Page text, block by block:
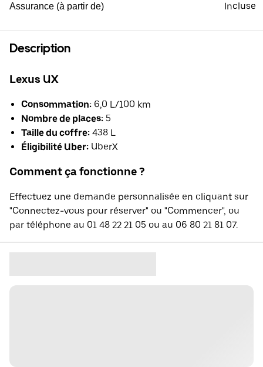
Assurance (à partir de) Incluse
Description
Lexus UX
Consommation: 6,0 L/100 km
Nombre de places: 5
Taille du coffre: 438 L
Éligibilité Uber: UberX
Comment ça fonctionne ?
Effectuez une demande personnalisée en cliquant sur
"Connectez-vous pour réserver" ou "Commencer", ou
par téléphone au 01 48 22 21 05 ou au 06 80 21 81 07.